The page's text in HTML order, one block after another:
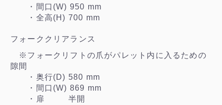
・間口(W) 950 mm
・全高(H) 700 mm
フォーククリアランス
※フォークリフトの爪がパレット内に入るための
隙間
・奥行(D) 580 mm
・間口(W) 869 mm
・扉 半開